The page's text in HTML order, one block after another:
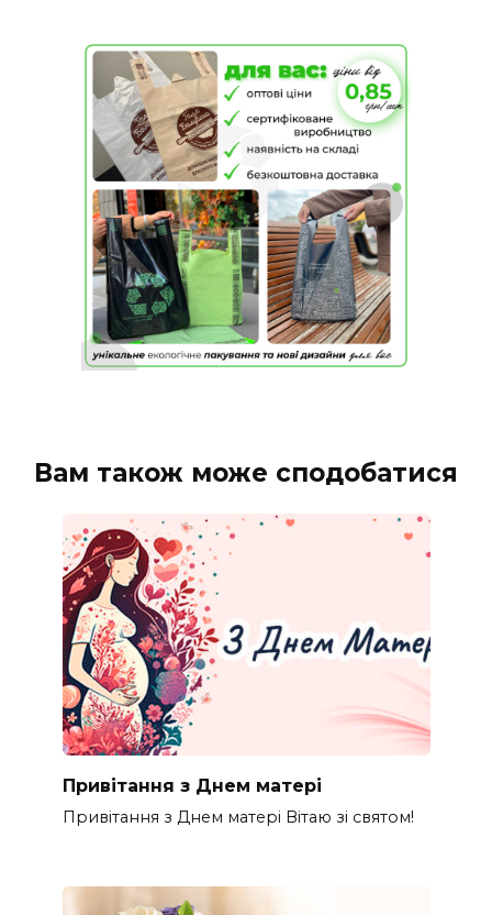
Вам також може сподобатися
Привітання з Днем матері
Привітання з Днем матері Вітаю зі святом!